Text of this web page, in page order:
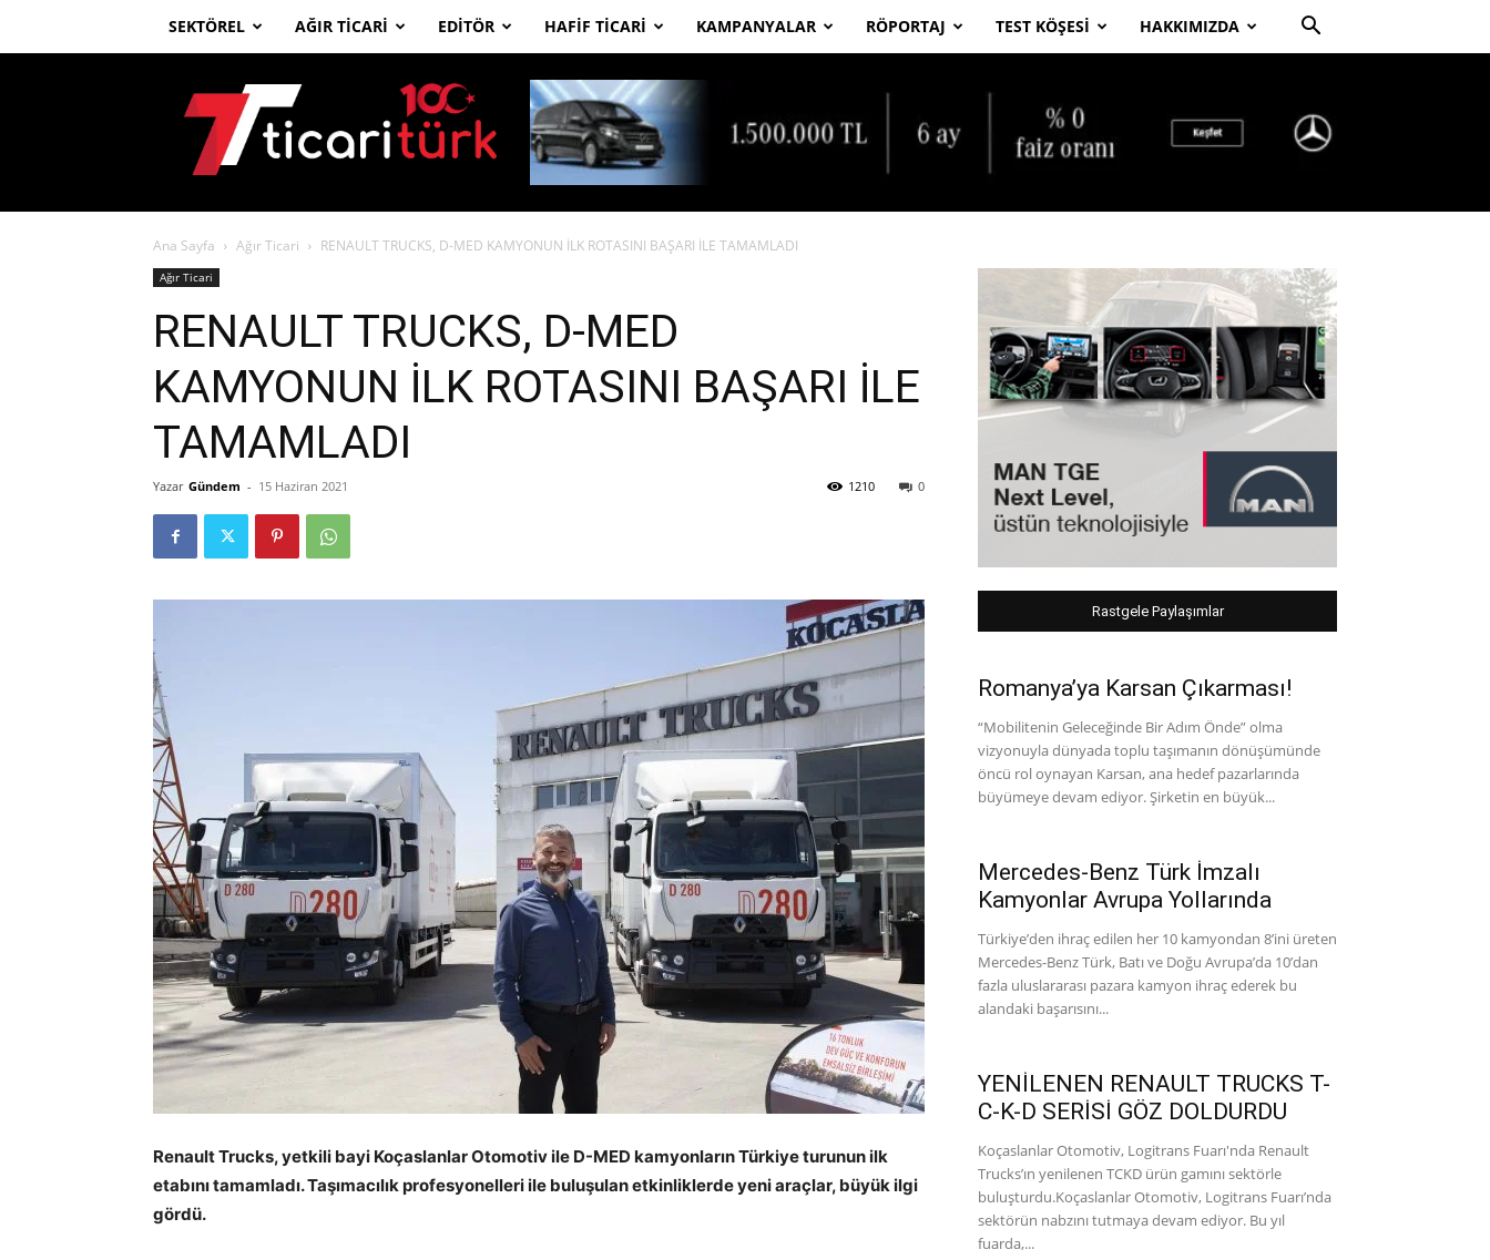
SEKTÖREL AĞIR TICARI EDITÖR HAFIF TICARI KAMPANYALAR RÖPORTAJ TEST KÖŞESI HAKKIMIZDA
Ticari
Türk
Ana Sayfa Ağır Ticari RENAULT TRUCKS, D-MED KAMYONUN İLK ROTASINI BAŞARI İLE TAMAMLADI
Ağır Ticari
RENAULT TRUCKS, D-MED
KAMYONUN İLK ROTASINI BAŞARI İLE
TAMAMLADI
Yazar Gündem - 15 Haziran 2021 0
1210
Renault Trucks, yetkili bayi Koçaslanlar Otomotiv ile D-MED kamyonların Türkiye turunun ilk
etabını tamamladı. Taşımacılık profesyonelleri ile buluşulan etkinliklerde yeni araçlar, büyük ilgi
gördü.
Rastgele Paylaşımlar
Romanya’ya Karsan Çıkarması!
“Mobilitenin Geleceğinde Bir Adım Önde” olma
vizyonuyla dünyada toplu taşımanın dönüşümünde
öncü rol oynayan Karsan, ana hedef pazarlarında
büyümeye devam ediyor. Şirketin en büyük...
Mercedes-Benz Türk İmzalı
Kamyonlar Avrupa Yollarında
Türkiye’den ihraç edilen her 10 kamyondan 8’ini üreten
Mercedes-Benz Türk, Batı ve Doğu Avrupa’da 10’dan
fazla uluslararası pazara kamyon ihraç ederek bu
alandaki başarısını...
YENİLENEN RENAULT TRUCKS T-
C-K-D SERİSİ GÖZ DOLDURDU
Koçaslanlar Otomotiv, Logitrans Fuarı'nda Renault
Trucks’ın yenilenen TCKD ürün gamını sektörle
buluşturdu.Koçaslanlar Otomotiv, Logitrans Fuarı’nda
sektörün nabzını tutmaya devam ediyor. Bu yıl
fuarda,...